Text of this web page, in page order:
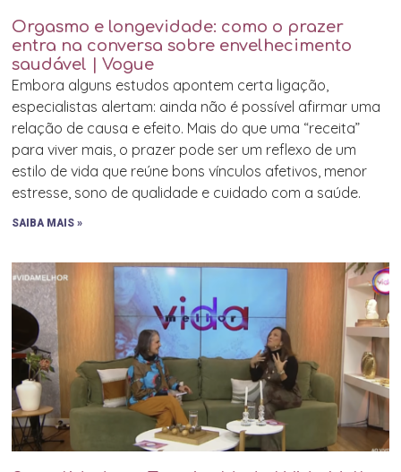
Orgasmo e longevidade: como o prazer
entra na conversa sobre envelhecimento
saudável | Vogue
Embora alguns estudos apontem certa ligação,
especialistas alertam: ainda não é possível afirmar uma
relação de causa e efeito. Mais do que uma “receita”
para viver mais, o prazer pode ser um reflexo de um
estilo de vida que reúne bons vínculos afetivos, menor
estresse, sono de qualidade e cuidado com a saúde.
SAIBA MAIS »